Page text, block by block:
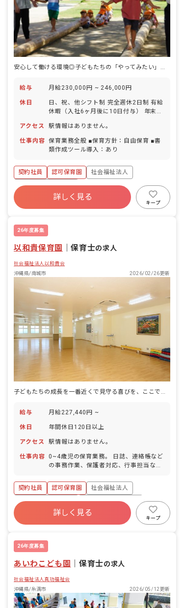
安心して働ける環境◎子どもたちの「やってみたい」を叶えませんか
給与 月給230,000円 ~ 246,000円
休日
日、祝、他シフト制 完全週休2日制 有給
休暇（入社6ヶ月後に10日付与） 年末年
106日
アクセス 駅情報はありません。
仕事内容 保育業務全般 ■保育方針：自由保育 ■書
類作成ツール導入：あり
契約社員 認可保育園
社会福祉法人
ボーナス・賞与あり
寮・住宅・家賃補助あり
社会保険完備
産休育休制度
詳しく見る
キープ
26年度募集
以和貴保育園 ｜保育士の求人
社会福祉法人以和貴会
沖縄県/南城市
2026/02/26更新
子どもたちの成長を一番近くで見守る喜びを、ここで一緒に見つけませんか？
給与 月給227,440円 ~
休日 年間休日120日以上
アクセス 駅情報はありません。
仕事内容 0~4歳児の保育業務。 日誌、連絡帳など
の事務作業、保護者対応、行事担当など
類作成ツール導入：あり ■保護者との連
絡アプリ導入：あり ■園庭有無：あり
契約社員 認可保育園
社会福祉法人
ボーナス・賞与あり
年間休日120日以上
社会保険完備
有給
残業少なめ
詳しく見る
キープ
26年度募集
あいわこども園 ｜保育士の求人
社会福祉法人真功福祉会
沖縄県/糸満市
2026/05/12更新